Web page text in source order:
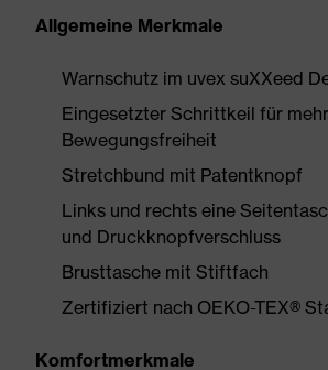
Allgemeine Merkmale
Warnschutz im uvex suXXeed
Eingesetzter Schrittkeil für mehr
Bewegungsfreiheit
Stretchbund mit Patentknopf
Links und rechts eine
und Druckknopfverschluss
Brusttasche mit Stiftfach
Zertifiziert nach OEKO-TEX®
Komfortmerkmale